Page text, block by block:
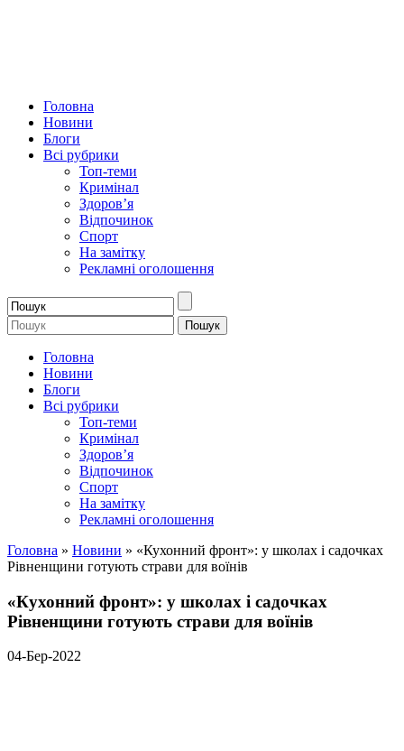
Головна
Новини
Блоги
Всі рубрики
Топ-теми
Кримінал
Здоров’я
Відпочинок
Спорт
На замітку
Рекламні оголошення
Головна
Новини
Блоги
Всі рубрики
Топ-теми
Кримінал
Здоров’я
Відпочинок
Спорт
На замітку
Рекламні оголошення
Головна » Новини » «Кухонний фронт»: у школах і садочках
Рівненщини готують страви для воїнів
«Кухонний фронт»: у школах і садочках
Рівненщини готують страви для воїнів
04-Бер-2022